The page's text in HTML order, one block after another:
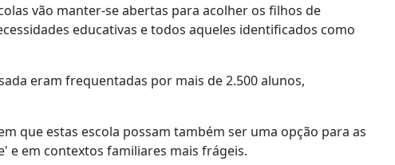
vão manter-se abertas para acolher os filhos de
educativas e todos aqueles identificados como
eram frequentadas por mais de 2.500 alunos,
que estas escola possam também ser uma opção para as
e em contextos familiares mais frágeis.